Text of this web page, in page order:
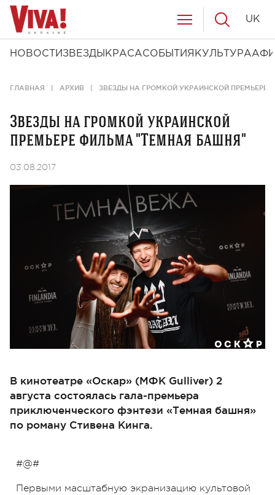
НОВОСТИ ЗВЕЗДЫ КРАСАСОБЫТИЯ КУЛЬТУРА
UK
ГЛАВНАЯ АРХИВ ЗВЕЗДЫ НА ГРОМКОЙ УКРАИНСКОЙ ПРЕМЬЕРЕ
Звезды на громкой украинской
премьере фильма "Темная башня"
03.08.2017
В кинотеатре «Оскар» (МФК Gulliver) 2
августа состоялась гала-премьера
приключенческого фэнтези «Темная башня»
по роману Стивена Кинга.
#@#
Первыми масштабную экранизацию культовой